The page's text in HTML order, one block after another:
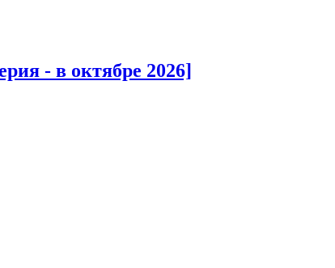
- в октябре 2026]